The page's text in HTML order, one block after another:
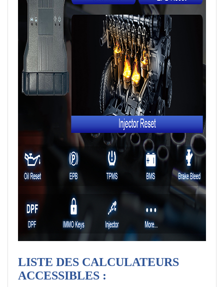
LISTE DES CALCULATEURS
ACCESSIBLES :